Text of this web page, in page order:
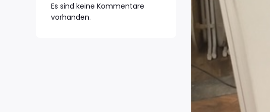
Es sind keine Kommentare
vorhanden.